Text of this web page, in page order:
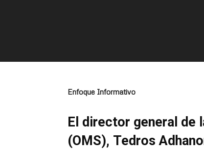
Enfoque Informativo
El director general de
(OMS), Tedros